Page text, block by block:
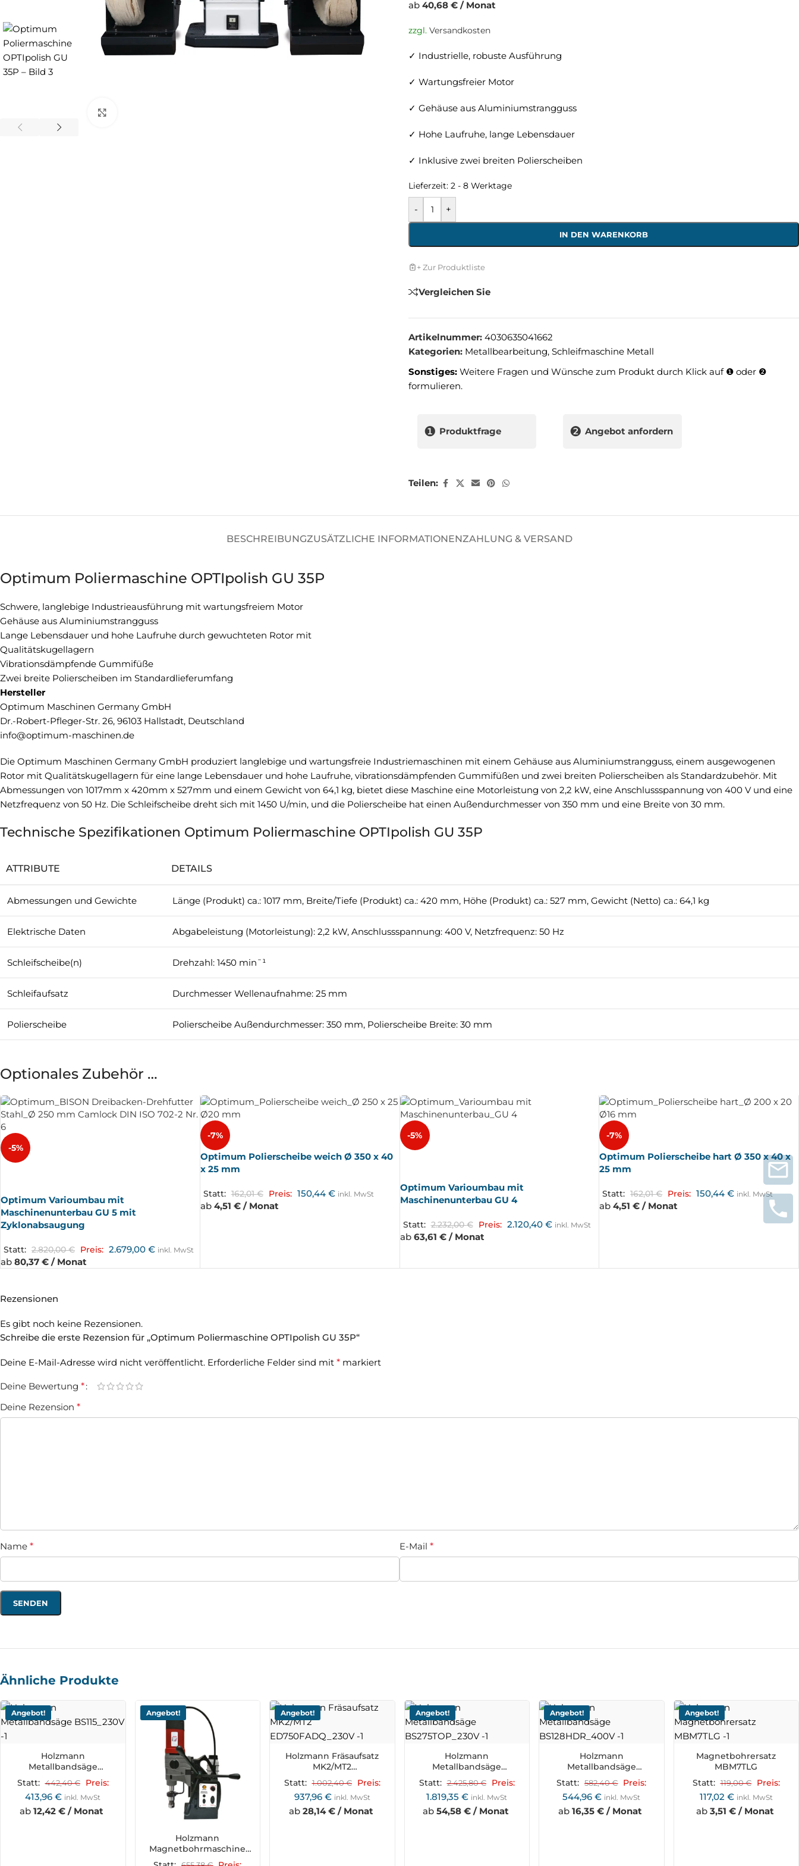
ab 40,68 € / Monat
zzgl. Versandkosten
✓ Industrielle, robuste Ausführung
✓ Wartungsfreier Motor
✓ Gehäuse aus Aluminiumstrangguss
✓ Hohe Laufruhe, lange Lebensdauer
✓ Inklusive zwei breiten Polierscheiben
Lieferzeit: 2 - 8 Werktage
- +
IN DEN WARENKORB
+ Zur Produktliste
Vergleichen Sie
Artikelnummer: 4030635041662
Kategorien: Metallbearbeitung, Schleifmaschine Metall
Sonstiges: Weitere Fragen und Wünsche zum Produkt durch Klick auf ❶ oder ❷
formulieren.
❶ Produktfrage ❷ Angebot anfordern
Teilen:
BESCHREIBUNGZUSÄTZLICHE INFORMATIONENZAHLUNG & VERSAND
Optimum Poliermaschine OPTIpolish GU 35P
Schwere, langlebige Industrieausführung mit wartungsfreiem Motor
Gehäuse aus Aluminiumstrangguss
Lange Lebensdauer und hohe Laufruhe durch gewuchteten Rotor mit
Qualitätskugellagern
Vibrationsdämpfende Gummifüße
Zwei breite Polierscheiben im Standardlieferumfang
Hersteller
Optimum Maschinen Germany GmbH
Dr.-Robert-Pfleger-Str. 26, 96103 Hallstadt, Deutschland
info@optimum-maschinen.de
Die Optimum Maschinen Germany GmbH produziert langlebige und wartungsfreie Industriemaschinen mit einem Gehäuse aus Aluminiumstrangguss, einem ausgewogenen
Rotor mit Qualitätskugellagern für eine lange Lebensdauer und hohe Laufruhe, vibrationsdämpfenden Gummifüßen und zwei breiten Polierscheiben als Standardzubehör. Mit
Abmessungen von 1017mm x 420mm x 527mm und einem Gewicht von 64,1 kg, bietet diese Maschine eine Motorleistung von 2,2 kW, eine Anschlussspannung von 400 V und eine
Netzfrequenz von 50 Hz. Die Schleifscheibe dreht sich mit 1450 U/min, und die Polierscheibe hat einen Außendurchmesser von 350 mm und eine Breite von 30 mm.
Technische Spezifikationen Optimum Poliermaschine OPTIpolish GU 35P
ATTRIBUTE DETAILS
Abmessungen und Gewichte Länge (Produkt) ca.: 1017 mm, Breite/Tiefe (Produkt) ca.: 420 mm, Höhe (Produkt) ca.: 527 mm, Gewicht (Netto) ca.: 64,1 kg
Elektrische Daten Abgabeleistung (Motorleistung): 2,2 kW, Anschlussspannung: 400 V, Netzfrequenz: 50 Hz
Schleifscheibe(n) Drehzahl: 1450 min¯¹
Schleifaufsatz Durchmesser Wellenaufnahme: 25 mm
Polierscheibe Polierscheibe Außendurchmesser: 350 mm, Polierscheibe Breite: 30 mm
Optionales Zubehör …
-5%
Optimum Varioumbau mit
Maschinenunterbau GU 5 mit
Zyklonabsaugung
Statt: 2.820,00€ Preis: 2.679,00 € inkl. MwSt
ab 80,37 € / Monat
-7%
Optimum Polierscheibe weich Ø 350 x 40
x 25 mm
Statt: 162,01€ Preis: 150,44 € inkl. MwSt
ab 4,51 € / Monat
-5%
Optimum Varioumbau mit
Maschinenunterbau GU 4
Statt: 2.232,00€ Preis: 2.120,40 € inkl. MwSt
ab 63,61 € / Monat
-7%
Optimum Polierscheibe hart Ø 350 x 40 x
25 mm
Statt: 162,01€ Preis: 150,44€ inkl. MwSt
ab4,51 € / Monat
Rezensionen
Es gibt noch keine Rezensionen.
Schreibe die erste Rezension für „Optimum Poliermaschine OPTIpolish GU 35P“
Deine E-Mail-Adresse wird nicht veröffentlicht. Erforderliche Felder sind mit * markiert
Deine Bewertung *
Deine Rezension *
Name * E-Mail *
Ähnliche Produkte
Angebot!
Holzmann
Metallbandsäge
BS115_230V
Statt: 442,40€ Preis:
413,96€ inkl. MwSt
ab12,42 € / Monat
Angebot!
Holzmann
Magnetbohrmaschine
MBM450LRE_230V
Angebot!
Holzmann Fräsaufsatz
MK2/MT2
ED750FADQ_230V
Statt: 1.002,40€ Preis:
937,96 € inkl. MwSt
ab 28,14 € / Monat
Angebot!
Holzmann
Metallbandsäge
BS275TOP_230V
Statt: 2.425,80€ Preis:
1.819,35€ inkl. MwSt
ab 54,58 € / Monat
Angebot!
Holzmann
Metallbandsäge
BS128HDR_400V
Statt: 582,40€ Preis:
544,96€ inkl. MwSt
ab16,35 € / Monat
Angebot!
Magnetbohrersatz
MBM7TLG
Statt: 119,00€ Preis:
117,02 € inkl. MwSt
ab 3,51 € / Monat